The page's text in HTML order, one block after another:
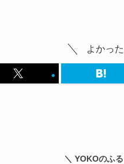
よかっ
＼ YOKOのふ